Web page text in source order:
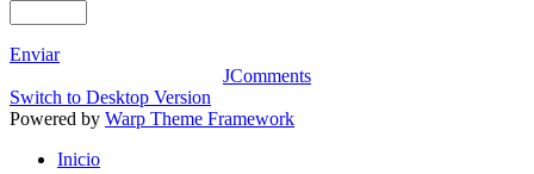
Enviar
JComments
Switch to Desktop Version
Powered by Warp Theme Framework
Inicio